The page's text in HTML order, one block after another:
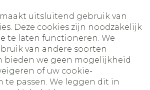
uitsluitend gebruik van
Deze cookies zijn noodzakelijk
te laten functioneren. We
van andere soorten
bieden we geen mogelijkheid
of uw cookie-
te passen. We leggen dit in
arts of apotheker als dat bij u